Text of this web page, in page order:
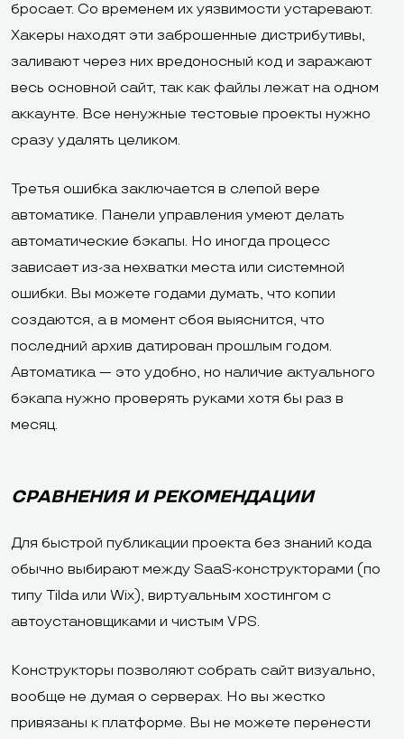
бросает. Со временем их уязвимости устаревают.
Хакеры находят эти заброшенные дистрибутивы,
заливают через них вредоносный код и заражают
весь основной сайт, так как файлы лежат на одном
аккаунте. Все ненужные тестовые проекты нужно
сразу удалять целиком.
Третья ошибка заключается в слепой вере
автоматике. Панели управления умеют делать
автоматические бэкапы. Но иногда процесс
зависает из-за нехватки места или системной
ошибки. Вы можете годами думать, что копии
создаются, а в момент сбоя выяснится, что
последний архив датирован прошлым годом.
Автоматика — это удобно, но наличие актуального
бэкапа нужно проверять руками хотя бы раз в
месяц.
СРАВНЕНИЯ И РЕКОМЕНДАЦИИ
Для быстрой публикации проекта без знаний кода
обычно выбирают между SaaS-конструкторами (по
типу Tilda или Wix), виртуальным хостингом с
автоустановщиками и чистым VPS.
Конструкторы позволяют собрать сайт визуально,
вообще не думая о серверах. Но вы жестко
привязаны к платформе. Вы не можете перенести